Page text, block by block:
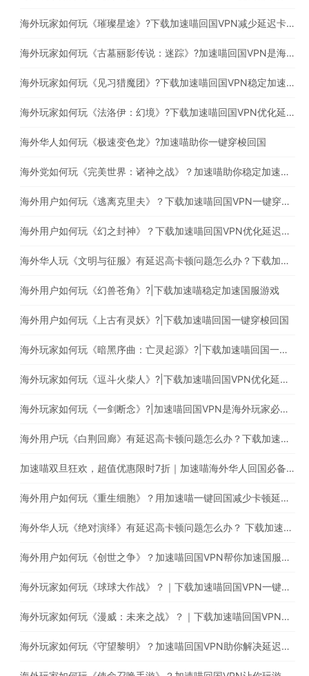
海外玩家如何玩《璀璨星途》?下载加速喵回国VPN减少延迟卡顿问题
海外玩家如何玩《古墓丽影传说：迷踪》?加速喵回国VPN是海外玩家必备的回国加速器
海外玩家如何玩《见习猎魔团》?下载加速喵回国VPN稳定加速国服游戏
海外玩家如何玩《法洛伊：幻境》?下载加速喵回国VPN优化延迟高卡顿问题
海外华人如何玩《极速变色龙》?加速喵助你一键穿梭回国
海外党如何玩《完美世界：诸神之战》？加速喵助你稳定加速国服游戏
海外用户如何玩《逃离克里夫》？下载加速喵回国VPN一键穿梭回国
海外用户如何玩《幻之封神》？下载加速喵回国VPN优化延迟高卡顿问题
海外华人玩《文明与征服》有延迟高卡顿问题怎么办？下载加速喵回国一键穿梭回国
海外用户如何玩《幻兽苍角》?|下载加速喵稳定加速国服游戏
海外用户如何玩《上古有灵妖》?|下载加速喵回国一键穿梭回国
海外玩家如何玩《暗黑序曲：亡灵起源》?|下载加速喵回国一键穿梭回国
海外玩家如何玩《逗斗火柴人》?|下载加速喵回国VPN优化延迟高卡顿问题
海外玩家如何玩《一剑断念》?|加速喵回国VPN是海外玩家必备的回国加速器
海外用户玩《白荆回廊》有延迟高卡顿问题怎么办？下载加速喵稳定加速国服游戏
加速喵双旦狂欢，超值优惠限时7折｜加速喵海外华人回国必备加速器，一键穿梭回国
海外用户如何玩《重生细胞》？用加速喵一键回国减少卡顿延迟等问题
海外华人玩《绝对演绎》有延迟高卡顿问题怎么办？ 下载加速喵回国VPN提升游戏体验
海外用户如何玩《创世之争》？加速喵回国VPN帮你加速国服游戏
海外玩家如何玩《球球大作战》？｜下载加速喵回国VPN一键加速回国提高游戏体验
海外玩家如何玩《漫威：未来之战》？｜下载加速喵回国VPN减少卡顿延迟问题
海外玩家如何玩《守望黎明》？加速喵回国VPN助你解决延迟高卡顿问题